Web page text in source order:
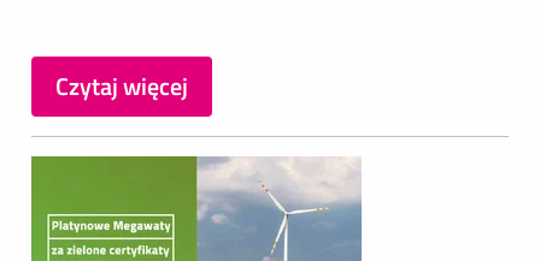
Czytaj więcej